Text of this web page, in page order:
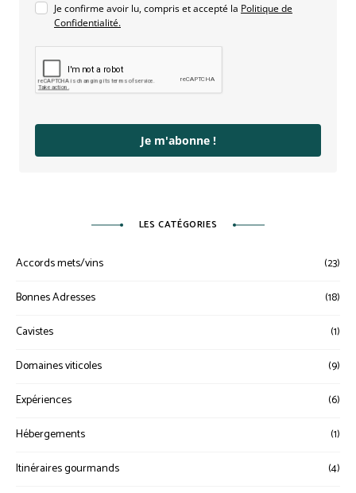
Je confirme avoir lu, compris et accepté la Politique de
Confidentialité.
Je m'abonne !
LES CATÉGORIES
Accords mets/vins (23)
Bonnes Adresses (18)
Cavistes (1)
Domaines viticoles (9)
Expériences (6)
Hébergements (1)
Itinéraires gourmands (4)